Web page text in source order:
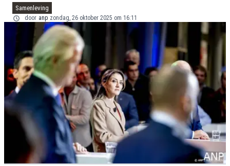
Samenleving
door anp zondag, 26 oktober 2025 om 16:11